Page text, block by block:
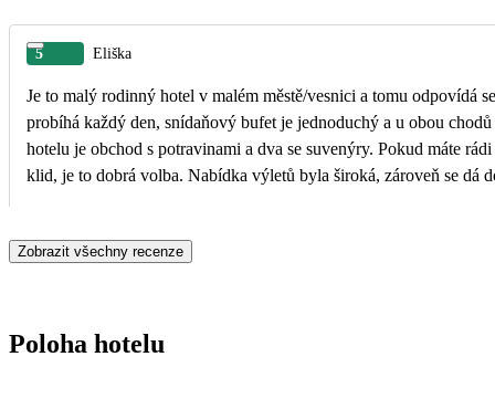
5 Eliška
Je to malý rodinný hotel v malém městě/vesnici a tomu odpovídá
probíhá každý den, snídaňový bufet je jednoduchý a u obou
hotelu je obchod s potravinami a dva se suvenýry. Pokud máte
klid, je to dobrá volba. Nabídka výletů byla široká, zároveň se dá
Zobrazit všechny recenze
Poloha hotelu